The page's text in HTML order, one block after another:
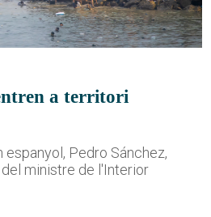
a territori
espanyol, Pedro Sánchez,
ministre de l'Interior